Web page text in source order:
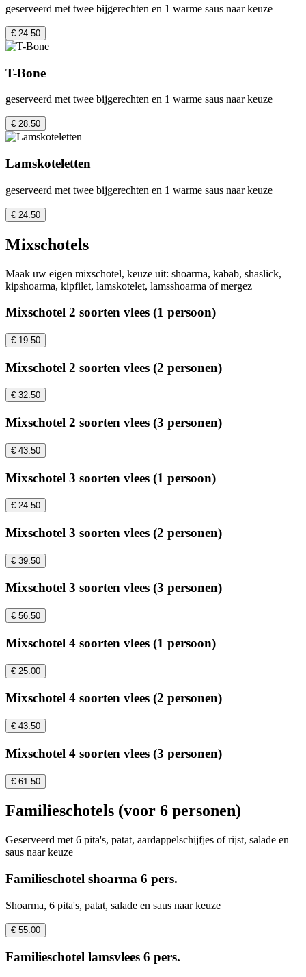
geserveerd met twee bijgerechten en 1 warme saus naar keuze
€ 24.50
T-Bone
geserveerd met twee bijgerechten en 1 warme saus naar keuze
€ 28.50
Lamskoteletten
geserveerd met twee bijgerechten en 1 warme saus naar keuze
€ 24.50
Mixschotels
Maak uw eigen mixschotel, keuze uit: shoarma, kabab, shaslick,
kipshoarma, kipfilet, lamskotelet, lamsshoarma of mergez
Mixschotel 2 soorten vlees (1 persoon)
€ 19.50
Mixschotel 2 soorten vlees (2 personen)
€ 32.50
Mixschotel 2 soorten vlees (3 personen)
€ 43.50
Mixschotel 3 soorten vlees (1 persoon)
€ 24.50
Mixschotel 3 soorten vlees (2 personen)
€ 39.50
Mixschotel 3 soorten vlees (3 personen)
€ 56.50
Mixschotel 4 soorten vlees (1 persoon)
€ 25.00
Mixschotel 4 soorten vlees (2 personen)
€ 43.50
Mixschotel 4 soorten vlees (3 personen)
€ 61.50
Familieschotels (voor 6 personen)
Geserveerd met 6 pita's, patat, aardappelschijfjes of rijst, salade en
saus naar keuze
Familieschotel shoarma 6 pers.
Shoarma, 6 pita's, patat, salade en saus naar keuze
€ 55.00
Familieschotel lamsvlees 6 pers.